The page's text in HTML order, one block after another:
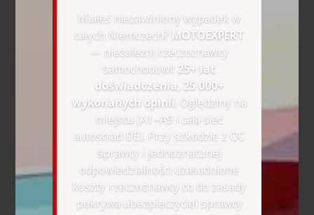
Miałeś niezawiniony wypadek w
całych Niemczech? MOTOEXPERT
— niezależni rzeczoznawcy
samochodowi: 25+ lat
doświadczenia, 25 000+
wykonanych opinii . Oględziny na
miejscu (A1–A9 i cała sieć
autostrad DE). Przy szkodzie z OC
sprawcy i jednoznacznej
odpowiedzialności uzasadnione
koszty rzeczoznawcy co do zasady
pokrywa ubezpieczyciel sprawcy